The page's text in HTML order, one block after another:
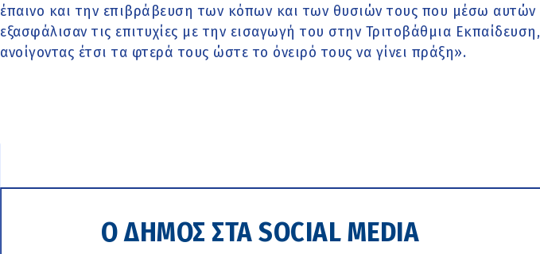
έπαινο και την επιβράβευση των κόπων και των θυσιών τους που μέσω αυτών
εξασφάλισαν τις επιτυχίες με την εισαγωγή του στην Τριτοβάθμια Εκπαίδευση,
ανοίγοντας έτσι τα φτερά τους ώστε το όνειρό τους να γίνει πράξη».
Ο ΔΗΜΟΣ ΣΤΑ SOCIAL MEDIA